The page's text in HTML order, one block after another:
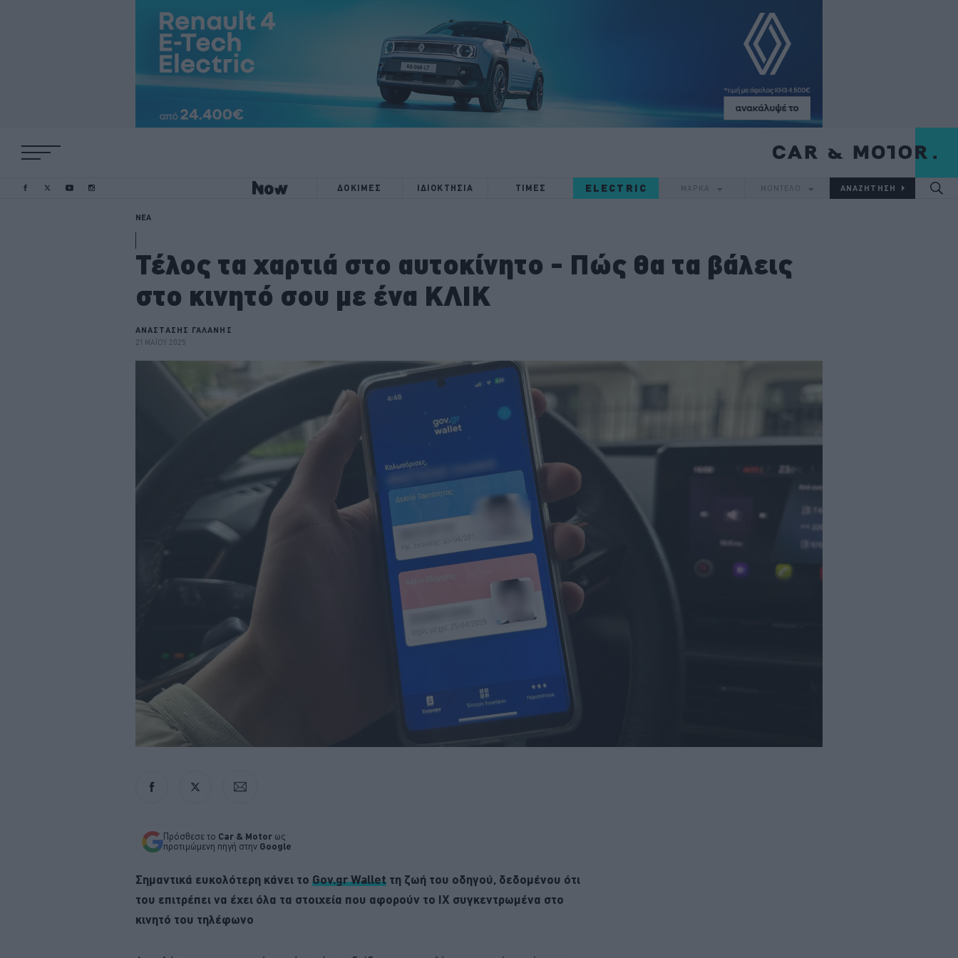
ΔΟΚΙΜΕΣ ΙΔΙΟΚΤΗΣΙΑ ΤΙΜΕΣ ELECTRIC ΜΑΡΚΑ ΜΟΝΤΕΛΟ
ΝΕΑ
Τέλος τα χαρτιά στο αυτοκίνητο - Πώς θα τα βάλεις
στο κινητό σου με ένα ΚΛΙΚ
ΑΝΑΣΤΑΣΗΣ ΓΑΛΑΝΗΣ
21 ΜΑΪΟΥ 2025
Πρόσθεσε το Car & Motor ως
προτιμώμενη πηγή στην Google
Σημαντικά ευκολότερη κάνει το Gov.gr Wallet τη ζωή του οδηγού, δεδομένου ότι
του επιτρέπει να έχει όλα τα στοιχεία που αφορούν το ΙΧ συγκεντρωμένα στο
κινητό του τηλέφωνο